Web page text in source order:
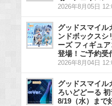
2026年8月05日
グッドスマイル
ンドボックスシ
ーズ フィギュ
登場！ご予約受
2026年8月04日
グッドスマイル
ろいどどーる
8/19（水）まで